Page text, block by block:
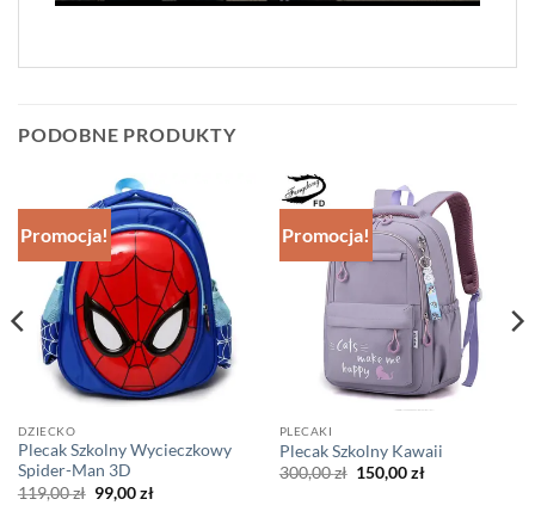
PODOBNE PRODUKTY
Promocja!
DZIECKO
Plecak Szkolny Wycieczkowy
Spider-Man 3D
119,00zł Pierwotna
cena
99,00złAktualna
Promocja!
PLECAKI
Plecak Szkolny Kawaii
300,00zł Pierwotna
cena
150,00złAktualna